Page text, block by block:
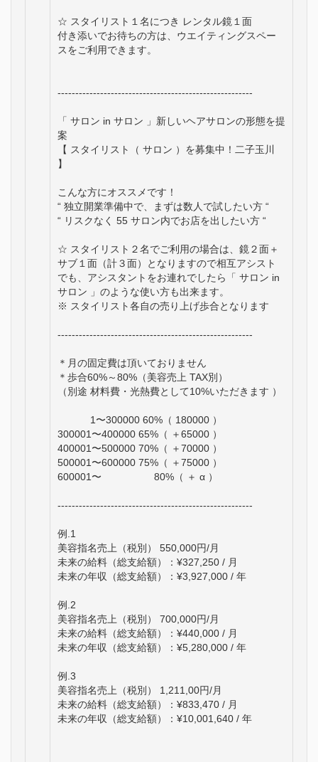
☆ スタイリスト１名につき レンタル鏡１面
付き添いでお待ちの方は、ウエイティングスペー
スをご利用できます。
-------------------------------------------------------
「 サロン in サロン 」新しいヘアサロンの形態を提
案
【 スタイリスト（ サロン ）を募集中！二子玉川
】
こんな方にオススメです！
“ 独立開業準備中で、まずは数人で試したい方 “
“ リスクなく 55 サロン内でお店を出したい方 “
☆ スタイリスト２名でご利用の場合は、鏡２面＋
サブ１面（計３面）となりますので相互アシスト
でも、アシスタントをお連れでしたら「 サロン in
サロン 」のような使い方も出来ます。
※ スタイリスト各自の売り上げ歩合となります
-------------------------------------------------------
＊月の固定費は頂いておりません
＊歩合60%～80%（美容売上 TAX別）
（別途 材料費・光熱費として10%いただきます ）
1〜300000 60%（ 180000 ）
300001〜400000 65%（ ＋65000 ）
400001〜500000 70%（ ＋70000 ）
500001〜600000 75%（ ＋75000 ）
600001〜 80%（ ＋ α ）
-------------------------------------------------------
例.1
美容指名売上（税別） 550,000円/月
未来の給料（総支給額）：¥327,250 / 月
未来の年収（総支給額）：¥3,927,000 / 年
例.2
美容指名売上（税別） 700,000円/月
未来の給料（総支給額）：¥440,000 / 月
未来の年収（総支給額）：¥5,280,000 / 年
例.3
美容指名売上（税別） 1,211,00円/月
未来の給料（総支給額）：¥833,470 / 月
未来の年収（総支給額）：¥10,001,640 / 年